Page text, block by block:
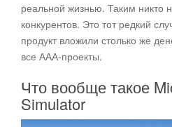
реальной жизнью. Таким никто
конкурентов. Это тот редкий
продукт вложили столько же
все ААА-проекты.
Что вообще такое
Simulator